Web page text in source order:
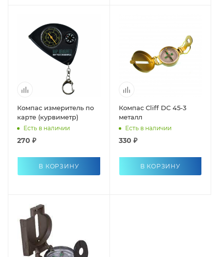
Компас измеритель по
карте (курвиметр)
Есть в наличии
270 ₽
В КОРЗИНУ
Компас Cliff DC 45-3
металл
Есть в наличии
330 ₽
В КОРЗИНУ